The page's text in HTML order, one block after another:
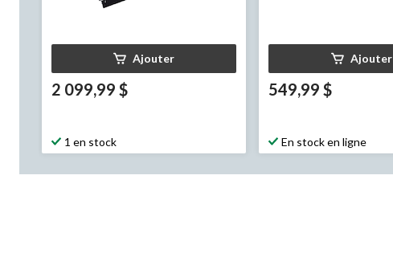
Ajouter
2 099,99 $
1 en stock
Ajouter
549,99 $
En stock en ligne